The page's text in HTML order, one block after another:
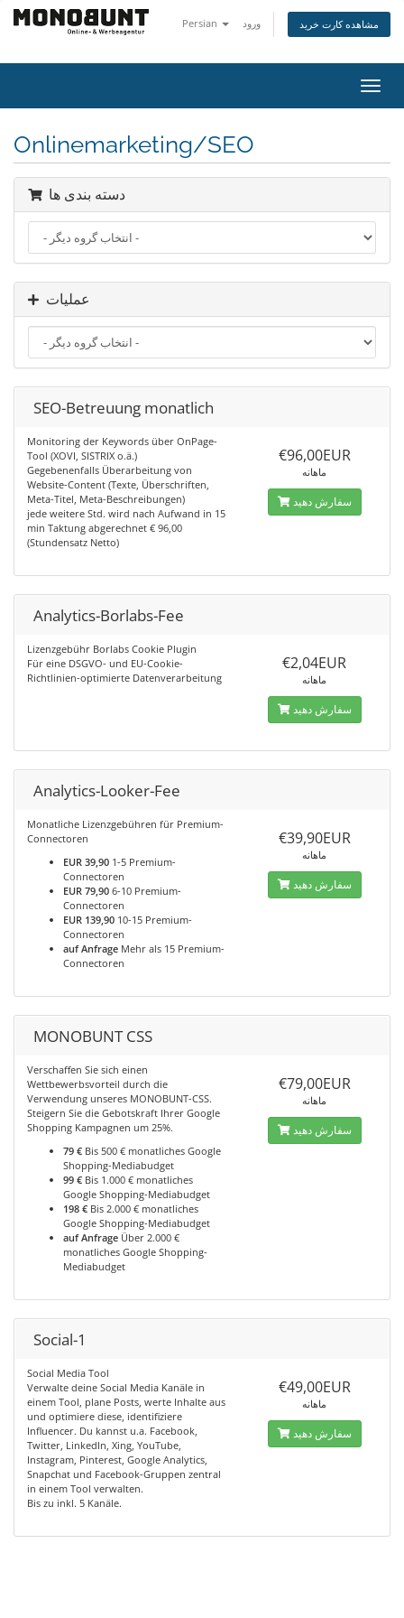
Persian ورود مشاهده کارت خرید
تغییر
Onlinemarketing/SEO
دسته بندی ها
عملیات
SEO-Betreuung monatlich
Monitoring der Keywords über OnPage-
Tool (XOVI, SISTRIX o.ä.)
Gegebenenfalls Überarbeitung von
Website-Content (Texte, Überschriften,
Meta-Titel, Meta-Beschreibungen)
jede weitere Std. wird nach Aufwand in 15
min Taktung abgerechnet € 96,00
(Stundensatz Netto)
€96,00EUR
ماهانه
سفارش دهید
Analytics-Borlabs-Fee
Lizenzgebühr Borlabs Cookie Plugin
Für eine DSGVO- und EU-Cookie-
Richtlinien-optimierte Datenverarbeitung
€2,04EUR
ماهانه
سفارش دهید
Analytics-Looker-Fee
Monatliche Lizenzgebühren für Premium-
Connectoren
EUR 39,90 1-5 Premium-
Connectoren
EUR 79,90 6-10 Premium-
Connectoren
EUR 139,90 10-15 Premium-
Connectoren
auf Anfrage Mehr als 15 Premium-
Connectoren
€39,90EUR
ماهانه
سفارش دهید
MONOBUNT CSS
Verschaffen Sie sich einen
Wettbewerbsvorteil durch die
Verwendung unseres MONOBUNT-CSS.
Steigern Sie die Gebotskraft Ihrer Google
Shopping Kampagnen um 25%.
79 € Bis 500 € monatliches Google
Shopping-Mediabudget
99 € Bis 1.000 € monatliches
Google Shopping-Mediabudget
198 € Bis 2.000 € monatliches
Google Shopping-Mediabudget
auf Anfrage Über 2.000 €
monatliches Google Shopping-
Mediabudget
€79,00EUR
ماهانه
سفارش دهید
Social-1
Social Media Tool
Verwalte deine Social Media Kanäle in
einem Tool, plane Posts, werte Inhalte aus
und optimiere diese, identifiziere
Influencer. Du kannst u.a. Facebook,
Twitter, LinkedIn, Xing, YouTube,
Instagram, Pinterest, Google Analytics,
Snapchat und Facebook-Gruppen zentral
in einem Tool verwalten.
Bis zu inkl. 5 Kanäle.
€49,00EUR
ماهانه
سفارش دهید